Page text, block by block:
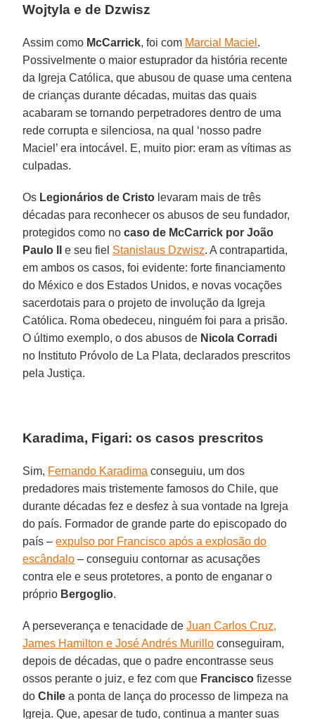
Wojtyla e de Dzwisz
Assim como McCarrick, foi com Marcial Maciel .
Possivelmente o maior estuprador da história recente
da Igreja Católica, que abusou de quase uma centena
de crianças durante décadas, muitas das quais
acabaram se tornando perpetradores dentro de uma
rede corrupta e silenciosa, na qual ‘nosso padre
Maciel’ era intocável. E, muito pior: eram as vítimas as
culpadas.
Os Legionários de Cristo levaram mais de três
décadas para reconhecer os abusos de seu fundador,
protegidos como nocaso de McCarrick por João
Paulo II
e seu fiel Stanislaus Dzwisz. A contrapartida,
em ambos os casos, foi evidente: forte financiamento
do México e dos Estados Unidos, e novas vocações
sacerdotais para o projeto de involução da Igreja
Católica. Roma obedeceu, ninguém foi para a prisão.
O último exemplo, o dos abusos de Nicola Corradi
no Instituto Próvolo de La Plata, declarados prescritos
pela Justiça.
Karadima, Figari: os casos prescritos
Sim, Fernando Karadima conseguiu, um dos
predadores mais tristemente famosos do Chile, que
durante décadas fez e desfez à sua vontade na Igreja
do país. Formador de grande parte do episcopado do
país –expulso por Francisco após a explosão do
escândalo – conseguiu contornar as acusações
contra ele e seus protetores, a ponto de enganar o
próprio Bergoglio.
A perseverança e tenacidade deJuan Carlos Cruz,
James Hamilton e José Andrés Murillo conseguiram,
depois de décadas, que o padre encontrasse seus
ossos perante o juiz, e fez com que Francisco fizesse
doChile a ponta de lança do processo de limpeza na
Igreja. Que, apesar de tudo, continua a manter suas